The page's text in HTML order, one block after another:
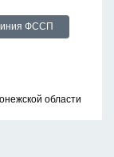
ФССП
области